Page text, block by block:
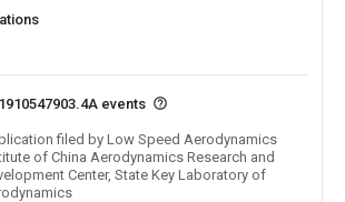
events
filed by Low Speed Aerodynamics
of China Aerodynamics Research and
Center, State Key Laboratory of